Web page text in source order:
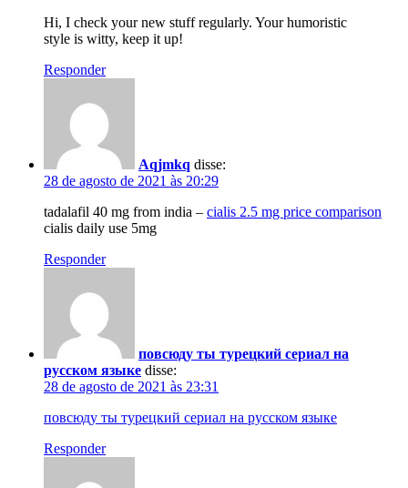
Hi, I check your new stuff regularly. Your humoristic
style is witty, keep it up!
Responder
Aqjmkq disse:
28 de agosto de 2021 às 20:29
tadalafil 40 mg from india – cialis 2.5 mg price comparison
cialis daily use 5mg
Responder
повсюду ты турецкий сериал на
русском языке disse:
28 de agosto de 2021 às 23:31
повсюду ты турецкий сериал на русском языке
Responder